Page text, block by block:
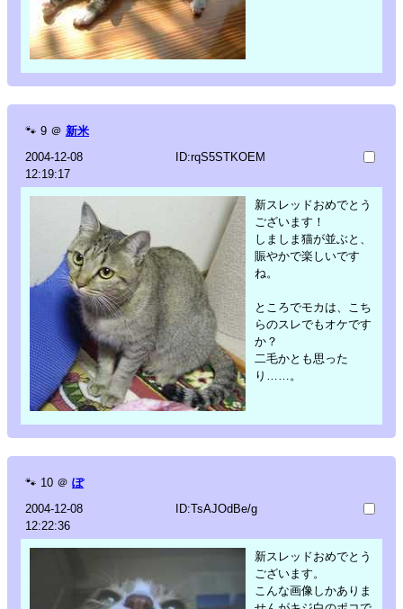
🐾 9 ＠ 新米
2004-12-08
12:19:17
ID:rqS5STKOEM
新スレッドおめでとう
ございます！
しましま猫が並ぶと、
賑やかで楽しいです
ね。
ところでモカは、こち
らのスレでもオケです
か？
二毛かとも思った
り……。
🐾 10 ＠ ぽ
2004-12-08
12:22:36
ID:TsAJOdBe/g
新スレッドおめでとう
ございます。
こんな画像しかありま